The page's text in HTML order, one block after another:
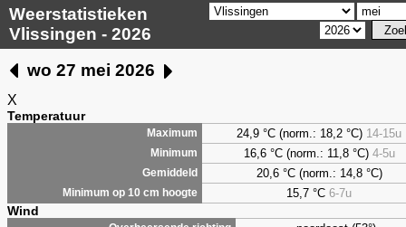
Weerstatistieken
Vlissingen - 2026
wo 27 mei 2026
X
Temperatuur
Maximum 24,9 °C (norm.: 18,2 °C) 14-15u
Minimum 16,6 °C (norm.: 11,8 °C) 4-5u
Gemiddeld 20,6 °C (norm.: 14,8 °C)
Minimum op 10 cm hoogte 15,7 °C 6-7u
Wind